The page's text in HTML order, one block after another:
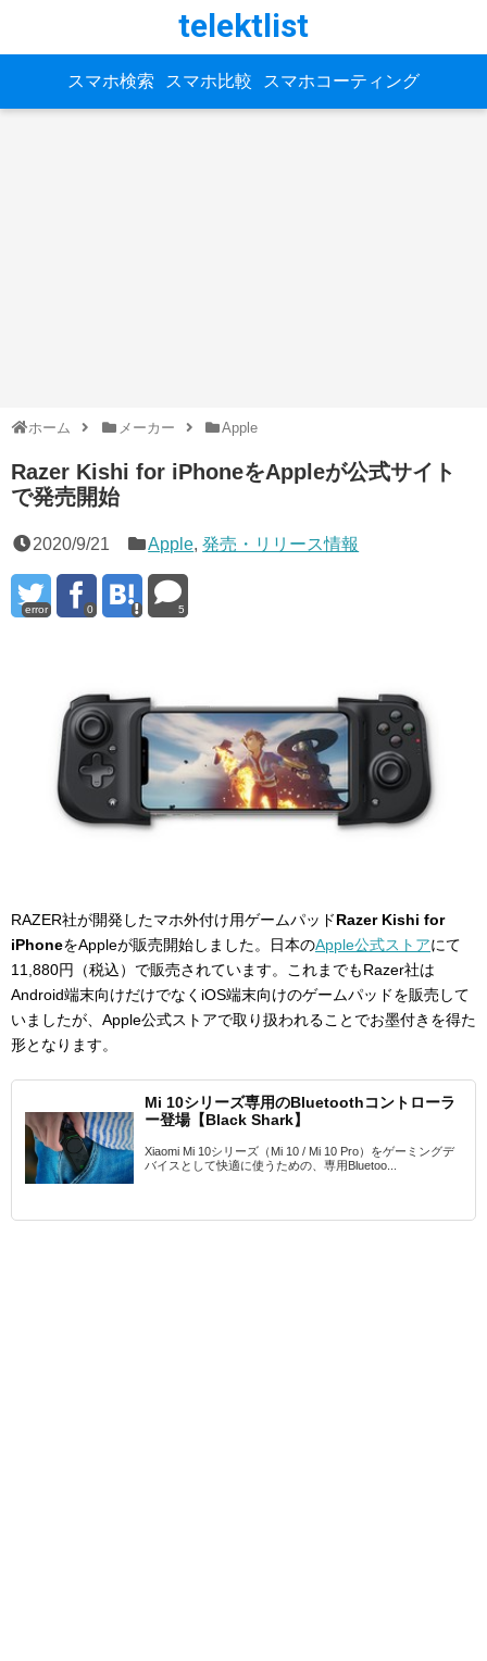
telektlist
スマホ検索 スマホ比較 スマホコーティング
ホーム メーカー Apple
Razer Kishi for iPhoneをAppleが公式サイト
で発売開始
2020/9/21 Apple,発売・リリース情報
error 0 5
RAZER社が開発したマホ外付け用ゲームパッドRazer Kishi for
iPhoneをAppleが販売開始しました。日本のApple公式ストアにて
11,880円（税込）で販売されています。これまでもRazer社は
Android端末向けだけでなくiOS端末向けのゲームパッドを販売して
いましたが、Apple公式ストアで取り扱われることでお墨付きを得た
形となります。
Mi 10シリーズ専用のBluetoothコントローラ
ー登場【Black Shark】
Xiaomi Mi 10シリーズ（Mi 10 / Mi 10 Pro）をゲーミングデ
バイスとして快適に使うための、専用Bluetoo...